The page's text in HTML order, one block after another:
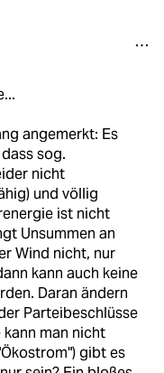
angemerkt: Es
sog.
nicht
und völlig
ist nicht
Unsummen an
Wind nicht, nur
kann auch keine
Daran ändern
Parteibeschlüsse
man nicht
gibt es